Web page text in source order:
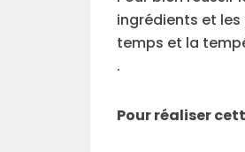
ingrédients et
temps et la
.
Pour réaliser